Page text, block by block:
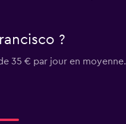
?
35 € par jour en moyenne.